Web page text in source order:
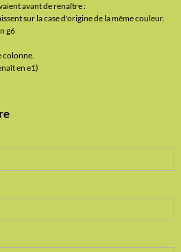
avant de renaître :
sur la case d'origine de la même couleur.
g6
colonne.
en e1)